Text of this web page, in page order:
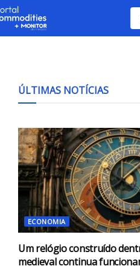
ÚLTIMAS NOTÍCIAS
ECONOMIA
Um relógio construído
medieval continua